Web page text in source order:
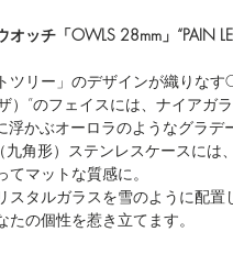
ッチ「OWLS 28mm」“PAIN
リー」のデザインが織りなす
）”のフェイスには、ナイアガ
かぶオーロラのようなグラデ
角形）ステンレスケースには
マットな質感に。
スタルガラスを雪のように配置
の個性を惹き立てます。